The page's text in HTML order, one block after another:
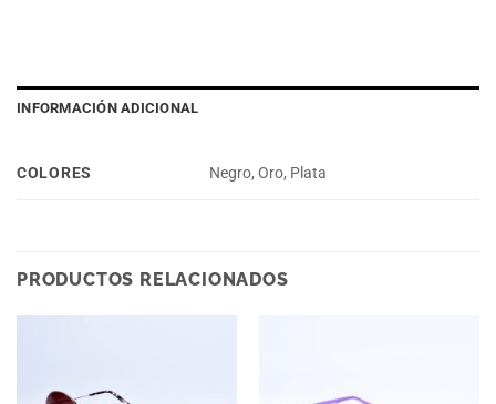
INFORMACIÓN ADICIONAL
COLORES Negro, Oro, Plata
PRODUCTOS RELACIONADOS